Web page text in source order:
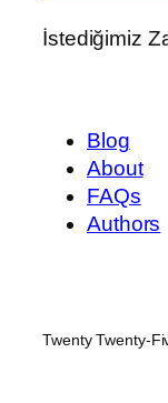
İstediğimiz
Blog
About
FAQs
Authors
Twenty Twenty-